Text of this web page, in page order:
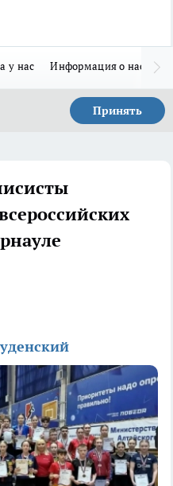
у нас Информация о нас
Принять